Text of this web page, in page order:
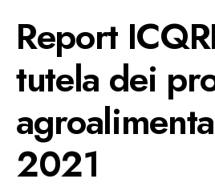
Report
tutela dei
2021